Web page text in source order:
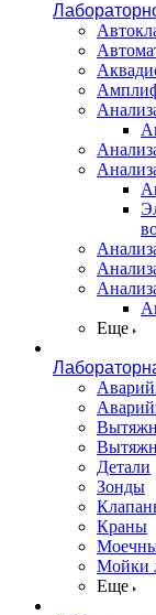
Еще
Детали
Зонды
Краны
Мойки
Еще